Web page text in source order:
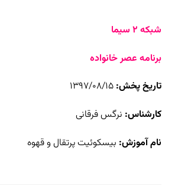
شبکه ۲ سیما
برنامه عصر خانواده
تاریخ پخش:
کارشناس: نرگس فرقانی
نام آموزش: بیسکوئیت پرتقال و قهوه